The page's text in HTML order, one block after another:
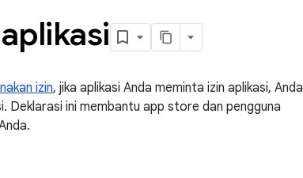
izin, jika aplikasi Anda meminta izin aplikasi, Anda
Deklarasi ini membantu app store dan pengguna